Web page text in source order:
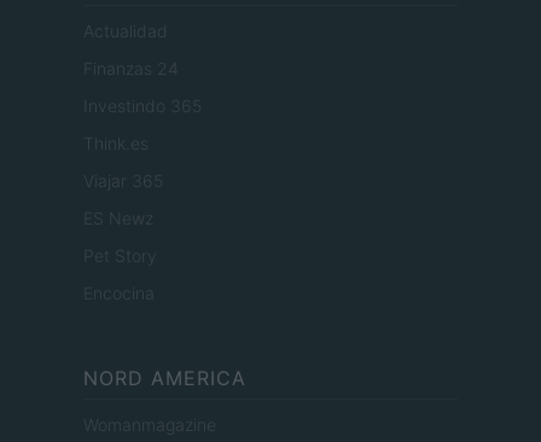
Actualidad
Finanzas 24
Investindo 365
Think.es
Viajar 365
ES Newz
Pet Story
Encocina
NORD AMERICA
Womanmagazine